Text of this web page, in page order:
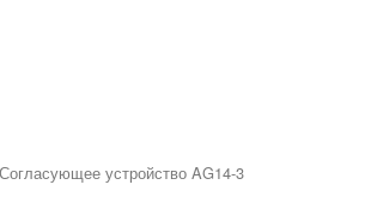
устройство AG14-3